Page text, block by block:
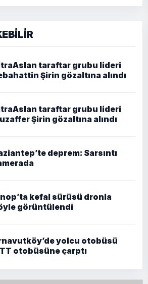
taraftar grubu lideri
Şirin gözaltına alındı
taraftar grubu lideri
Şirin gözaltına alındı
deprem: Sarsıntı
kefal sürüsü dronla
görüntülendi
yolcu otobüsü
otobüsüne çarptı